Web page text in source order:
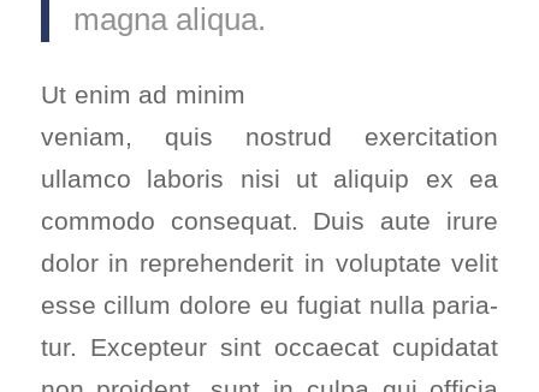
magna ali­qua.
Ut enim ad minim
veniam, quis nostrud exer­ci­ta­ti­on
ullam­co labo­ris nisi ut ali­quip ex ea
com­mo­do con­se­quat. Duis aute irure
dolor in repre­hen­de­rit in volupt­ate velit
esse cil­lum dolo­re eu fugi­at nulla paria­
tur. Excep­teur sint occae­cat cupi­da­tat